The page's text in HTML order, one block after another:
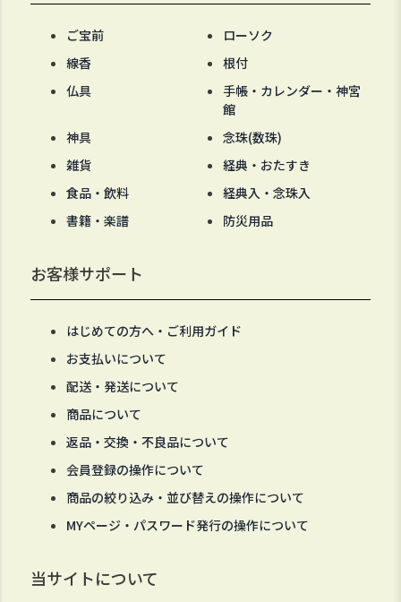
ご宝前
ローソク
線香
根付
仏具
手帳・カレンダー・神宮
館
神具
念珠(数珠)
雑貨
経典・おたすき
食品・飲料
経典入・念珠入
書籍・楽譜
防災用品
お客様サポート
はじめての方へ・ご利用ガイド
お支払いについて
配送・発送について
商品について
返品・交換・不良品について
会員登録の操作について
商品の絞り込み・並び替えの操作について
MYページ・パスワード発行の操作について
当サイトについて